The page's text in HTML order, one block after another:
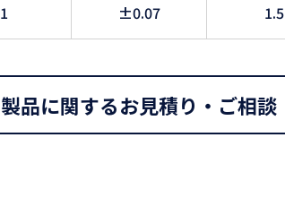
1 ±0.07 1.5
製品に関するお見積り・ご相談